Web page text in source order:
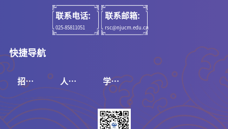
联系电话:
025-85811051
联系邮箱:
rsc@njucm.edu.cn
快捷导航
招聘
系统
人事
系统
学校
官网